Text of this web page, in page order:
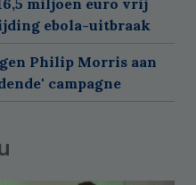
ebola-uitbraak
Philip Morris aan
campagne